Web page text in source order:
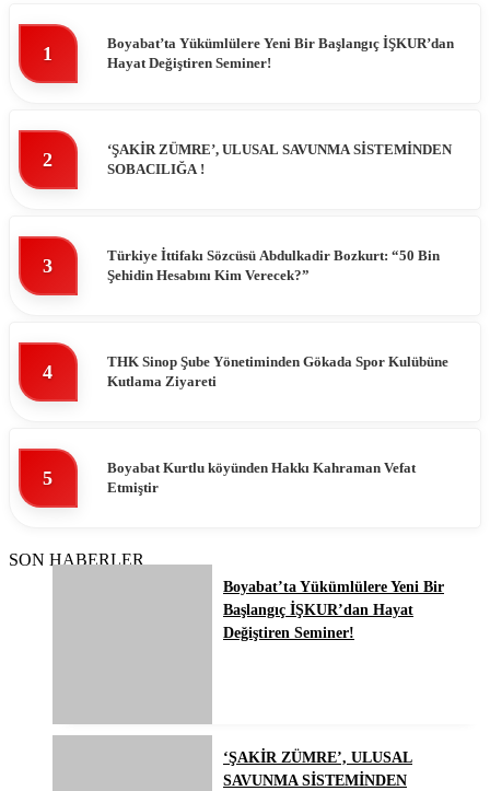
1
Boyabat’ta Yükümlülere Yeni Bir Başlangıç İŞKUR’dan
Hayat Değiştiren Seminer!
2
‘ŞAKİR ZÜMRE’, ULUSAL SAVUNMA SİSTEMİNDEN
SOBACILIĞA !
3
Türkiye İttifakı Sözcüsü Abdulkadir Bozkurt: “50 Bin
Şehidin Hesabını Kim Verecek?”
4
THK Sinop Şube Yönetiminden Gökada Spor Kulübüne
Kutlama Ziyareti
5
Boyabat Kurtlu köyünden Hakkı Kahraman Vefat
Etmiştir
SON HABERLER
Boyabat’ta Yükümlülere Yeni Bir
Başlangıç İŞKUR’dan Hayat
Değiştiren Seminer!
‘ŞAKİR ZÜMRE’, ULUSAL
SAVUNMA SİSTEMİNDEN